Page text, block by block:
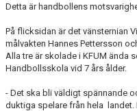
VISION
SPONSORPAKET
STYRELSEN
MINA SIDOR
Detta är handbollens
På flicksidan är det vänsternian
målvakten Hannes Pettersson
Alla tre är skolade i KFUM ända
Handbollsskola vid 7 års ålder.
- Det ska bli väldigt spännande
duktiga spelare från hela landet.